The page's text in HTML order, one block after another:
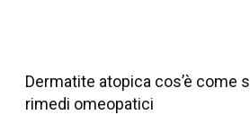
Dermatite atopica cos’è come
rimedi omeopatici